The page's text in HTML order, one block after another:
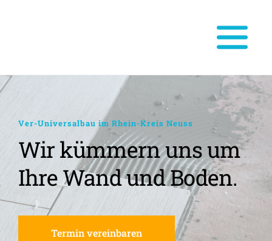
Ver-Universalbau im Rhein-Kreis Neuss
Wir kümmern uns um
Ihre Wand und Boden.
Termin vereinbaren